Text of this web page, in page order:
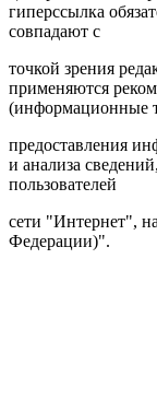
гиперссылка
совпадают с
точкой зрения
применяются
(информационные
предоставления
и анализа
пользователей
сети "Интернет",
Федерации)".